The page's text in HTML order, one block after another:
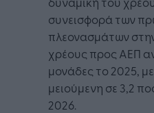
συνεισφορά των
πλεονασμάτων
χρέους προς ΑΕΠ
μονάδες το 2025,
μειούμενη σε 3,2
2026.